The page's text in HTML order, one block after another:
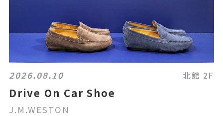
2026.08.10 北館 2F
Drive On Car Shoe
J.M.WESTON